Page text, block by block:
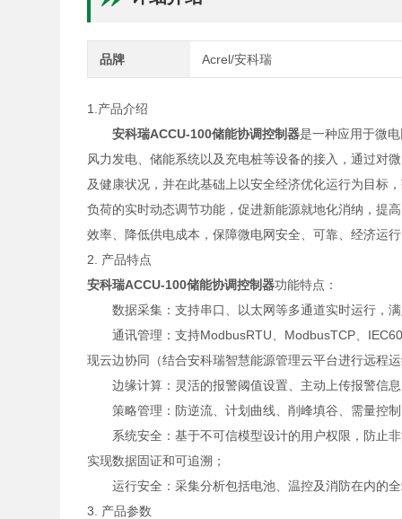
品牌 Acrel/安科瑞
1.产品介绍
安科瑞ACCU-100储能协调控制器是一种应用于微
风力发电、储能系统以及充电桩等设备的接入，通过对
及健康状况，并在此基础上以安全经济优化运行为目标
负荷的实时动态调节功能，促进新能源就地化消纳，提
效率、降低供电成本，保障微电网安全、可靠、经济运
2. 产品特点
安科瑞ACCU-100储能协调控制器功能特点：
数据采集：支持串口、以太网等多通道实时运行，
通讯管理：支持ModbusRTU、ModbusTCP、
现云边协同（结合安科瑞智慧能源管理云平台进行远程
边缘计算：灵活的报警阈值设置、主动上传报警信
策略管理：防逆流、计划曲线、削峰填谷、需量控
系统安全：基于不可信模型设计的用户权限，防止
实现数据固证和可追溯；
运行安全：采集分析包括电池、温控及消防在内的
3. 产品参数